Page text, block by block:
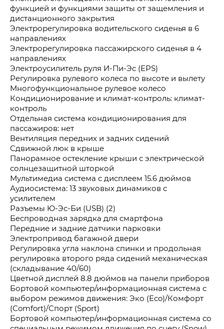
функцией и функциями защиты от защемления и
дистанционного закрытия
Электрорегулировка водительского сиденья в 6
направлениях
Электрорегулировка пассажирского сиденья в 4
направлениях
Электроусилитель руля И-Пи-Эс (EPS)
Регулировка рулевого колеса по высоте и вылету
Многофункциональное рулевое колесо
Кондиционирование и климат-контроль: климат-
контроль
Отдельная система кондиционирования для
пассажиров: нет
Вентиляция передних и задних сидений
Сдвижной люк в крыше
Панорамное остекление крыши с электрической
солнцезащитной шторкой
Мультимедиа система с дисплеем 15.6 дюймов
Аудиосистема: 13 звуковых динамиков с
усилителем
Разъемы Ю-Эс-Би (USB) (2)
Беспроводная зарядка для смартфона
Передние и задние датчики парковки
Электропривод багажной двери
Регулировка угла наклона спинки и продольная
регулировка второго ряда сидений механическая
(складывание 40/60)
Цветной дисплей 8.8 дюймов на панели приборов
Бортовой компьютер/информационная система с
выбором режимов движения: Эко (Eco)/Комфорт
(Comfort)/Спорт (Sport)
Бортовой компьютер/информационная система со